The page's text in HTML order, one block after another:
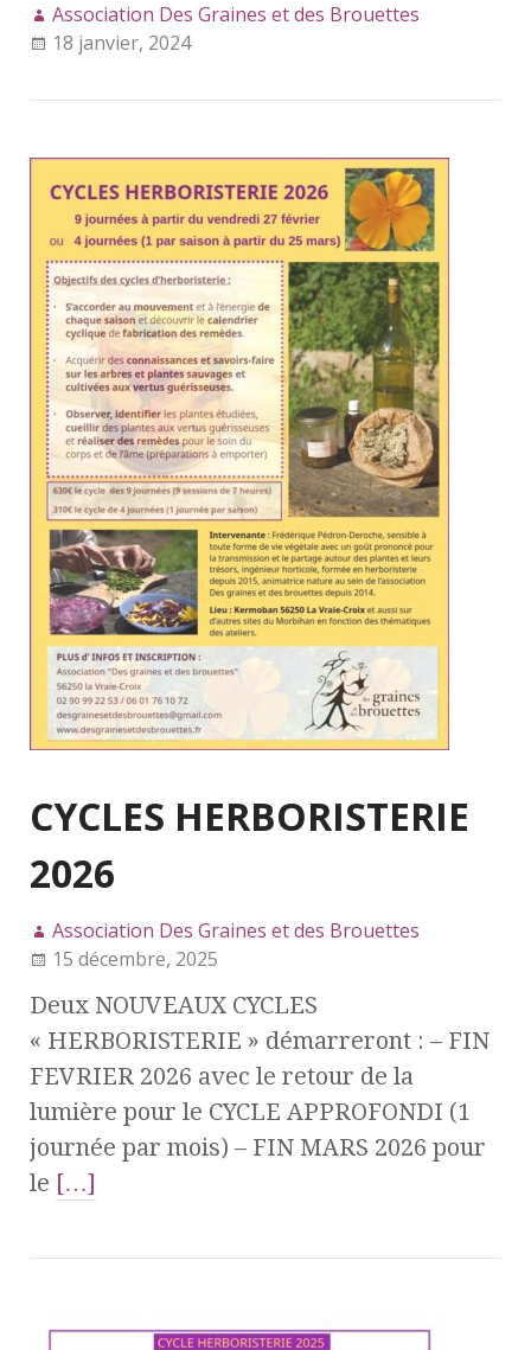
Association Des Graines et des Brouettes
18 janvier, 2024
CYCLES HERBORISTERIE
2026
Association Des Graines et des Brouettes
15 décembre, 2025
Deux NOUVEAUX CYCLES
« HERBORISTERIE » démarreront : – FIN
FEVRIER 2026 avec le retour de la
lumière pour le CYCLE APPROFONDI (1
journée par mois) – FIN MARS 2026 pour
le […]